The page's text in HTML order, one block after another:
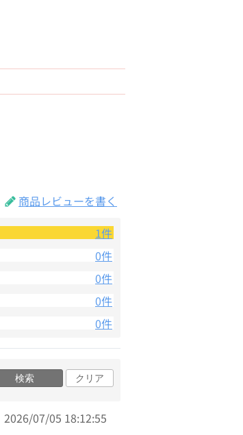
商品レビューを書く
1件
0件
0件
0件
0件
検索 クリア
2026/07/05 18:12:55